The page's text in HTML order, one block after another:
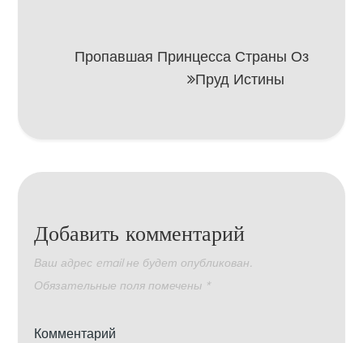
записям
Пропавшая Принцесса Страны Оз
Пруд Истины
Добавить комментарий
Ваш адрес email не будет опубликован.
Обязательные поля помечены *
Комментарий